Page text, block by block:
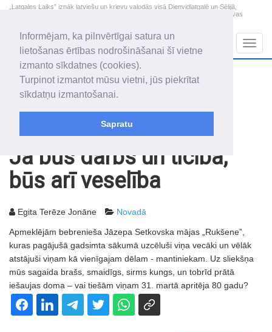
Informējam, ka pilnvērtīgai satura un
lietošanas ērtības nodrošināšanai šī vietne
izmanto sīkdatnes (cookies).
Turpinot izmantot mūsu vietni, jūs piekrītat
sīkdatņu izmantošanai.
Sapratu
„Latgales Laiks” iznāk latviešu un krievu valodās visā Dienvidlatgalē un Sēlijā,
„Latgales Laiks” latviešu valodā aptver Daugavpils valstspilsētu, Augšdaugavas
2026. gada 7. augusts
Piektdiena
Alfrēds, Fredis, Madars
+21.1
Ja būs darbs un ticība,
būs arī veselība
Egita Terēze Jonāne Novadā
Apmeklējām bebrenieša Jāzepa Setkovska mājas „Rukšene”,
kuras pagājušā gadsimta sākumā uzcēluši viņa vecāki un vēlāk
atstājuši viņam kā vienīgajam dēlam - mantiniekam. Uz sliekšņa
mūs sagaida brašs, smaidīgs, sirms kungs, un tobrīd prātā
iešaujas doma – vai tiešām viņam 31. martā apritēja 80 gadu?